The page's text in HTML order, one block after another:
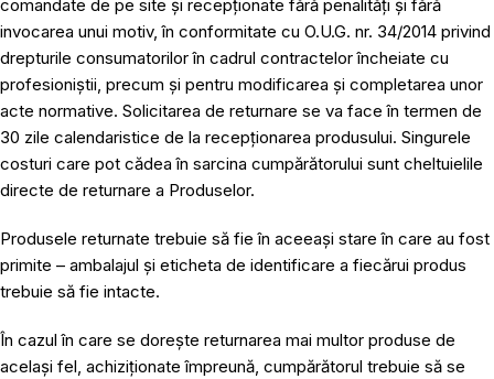
comandate de pe site și recepționate fără penalități și fără
invocarea unui motiv, în conformitate cu O.U.G. nr. 34/2014 privind
drepturile consumatorilor în cadrul contractelor încheiate cu
profesioniștii, precum și pentru modificarea și completarea unor
acte normative. Solicitarea de returnare se va face în termen de
30 zile calendaristice de la recepționarea produsului. Singurele
costuri care pot cădea în sarcina cumpărătorului sunt cheltuielile
directe de returnare a Produselor.
Produsele returnate trebuie să fie în aceeași stare în care au fost
primite – ambalajul și eticheta de identificare a fiecărui produs
trebuie să fie intacte.
În cazul în care se dorește returnarea mai multor produse de
același fel, achiziționate împreună, cumpărătorul trebuie să se